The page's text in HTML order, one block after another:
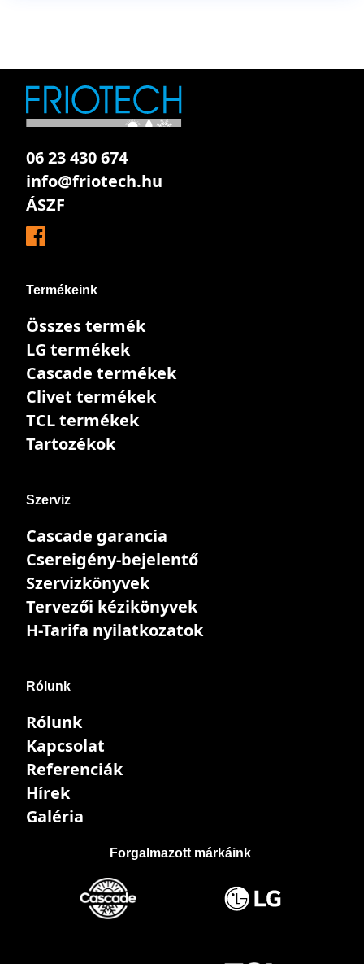
06 23 430 674
info@friotech.hu
ÁSZF
Termékeink
Összes termék
LG termékek
Cascade termékek
Clivet termékek
TCL termékek
Tartozékok
Szerviz
Cascade garancia
Csereigény-bejelentő
Szervizkönyvek
Tervezői kézikönyvek
H-Tarifa nyilatkozatok
Rólunk
Rólunk
Kapcsolat
Referenciák
Hírek
Galéria
Forgalmazott márkáink